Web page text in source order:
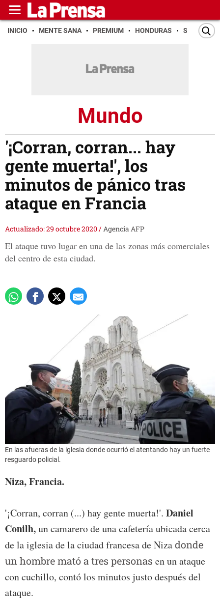
INICIO MENTE SANA PREMIUM HONDURAS SAN PEDRO
Mundo
'¡Corran, corran... hay
gente muerta!', los
minutos de pánico tras
ataque en Francia
Actualizado: 29 octubre 2020/Agencia AFP
El ataque tuvo lugar en una de las zonas más comerciales
del centro de esta ciudad.
En las afueras de la iglesia donde ocurrió el atentando hay un fuerte
resguardo policial.
Niza, Francia.
'¡Corran, corran (...) hay gente muerta!'. Daniel
Conilh,un camarero de una cafetería ubicada cerca
de la iglesia de la ciudad francesa de Nizadonde
un hombre mató a tres personas en un ataque
con cuchillo, contó los minutos justo después del
ataque.